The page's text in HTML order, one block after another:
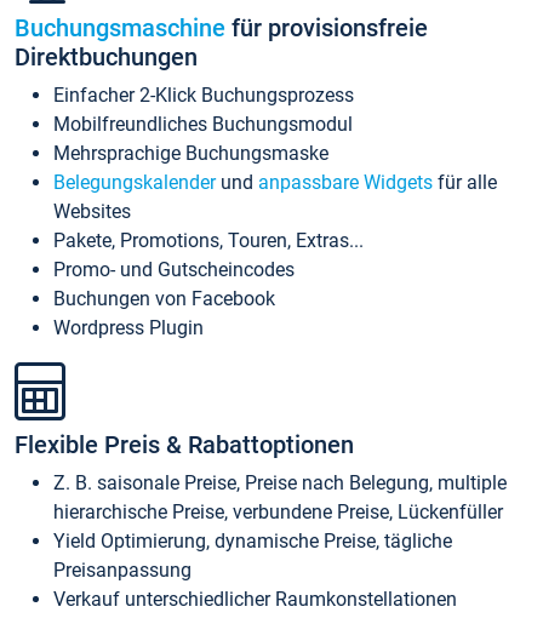
Buchungsmaschine für provisionsfreie
Direktbuchungen
Einfacher 2-Klick Buchungsprozess
Mobilfreundliches Buchungsmodul
Mehrsprachige Buchungsmaske
Belegungskalenderund anpassbare Widgets für alle
Websites
Pakete, Promotions, Touren, Extras...
Promo- und Gutscheincodes
Buchungen von Facebook
Wordpress Plugin
Flexible Preis & Rabattoptionen
Z. B. saisonale Preise, Preise nach Belegung, multiple
hierarchische Preise, verbundene Preise, Lückenfüller
Yield Optimierung, dynamische Preise, tägliche
Preisanpassung
Verkauf unterschiedlicher Raumkonstellationen